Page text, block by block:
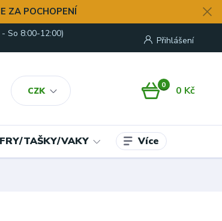
ZA POCHOPENÍ
CZK
Přihlášení
So 8:00-12:00)
0 0 Kč
TAŠKY/VAKY Více